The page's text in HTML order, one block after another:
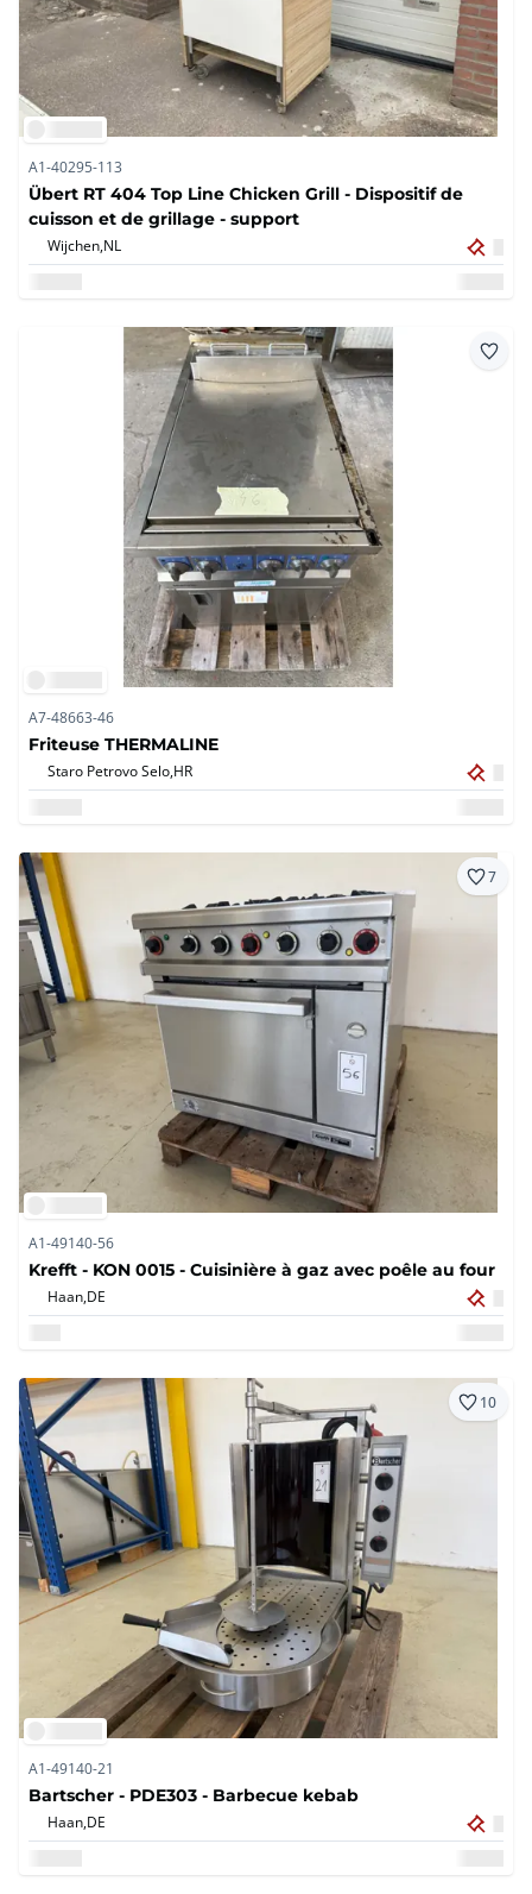
A1-40295-113
Übert RT 404 Top Line Chicken Grill - Dispositif de
cuisson et de grillage - support
Wijchen,NL
A7-48663-46
Friteuse THERMALINE
Staro Petrovo Selo,HR
7
A1-49140-56
Krefft - KON 0015 - Cuisinière à gaz avec poêle au four
Haan,DE
10
A1-49140-21
Bartscher - PDE303 - Barbecue kebab
Haan,DE